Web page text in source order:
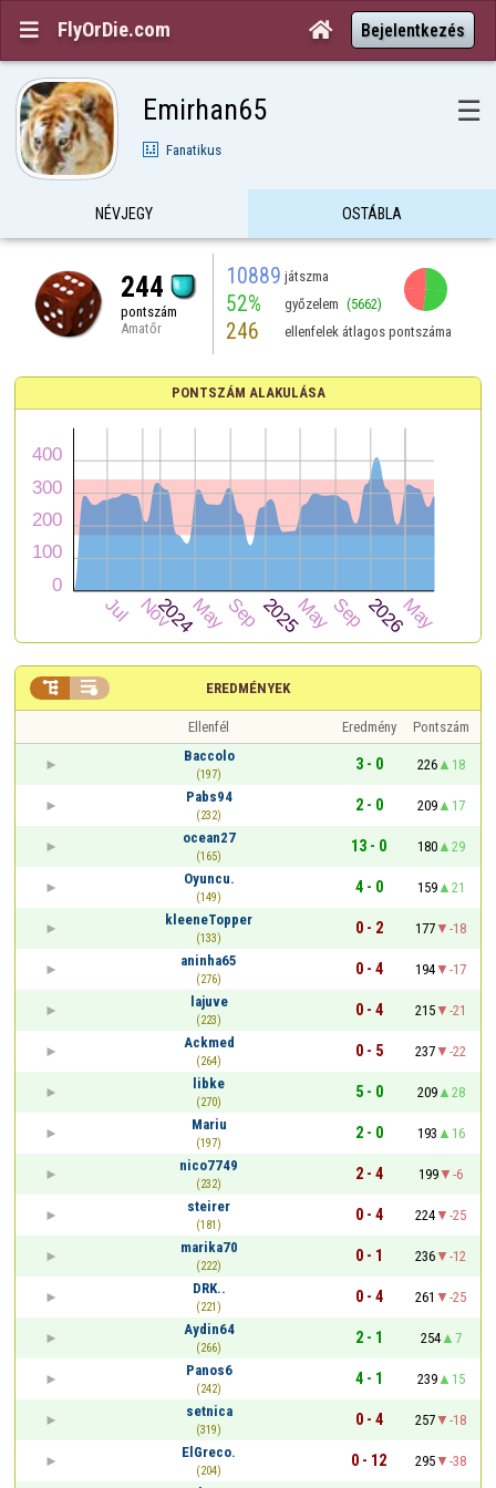
 FlyOrDie.com  Bejelentkezés
Emirhan65 ☰
Fanatikus
NÉVJEGY OSTÁBLA
244
pontszám
Amatőr
10889 játszma
52% győzelem (5662)
246 ellenfelek átlagos pontszáma
PONTSZÁM ALAKULÁSA
EREDMÉNYEK
 
Ellenfél Eredmény
Pontszám
Baccolo
(197)
3 - 0 226
18
Pabs94
(232)
2 - 0 209
17
ocean27
(165)
13 - 0 180
29
Oyuncu.
(149)
4 - 0 159
21
kleeneTopper
(133)
0 - 2 177
-18
aninha65
(276)
0 - 4 194
-17
lajuve
(223)
0 - 4 215
-21
Ackmed
(264)
0 - 5 237
-22
libke
(270)
5 - 0 209
28
Mariu
(197)
2 - 0 193
16
nico7749
(232)
2 - 4 199
-6
steirer
(181)
0 - 4 224
-25
marika70
(222)
0 - 1 236
-12
DRK..
(221)
0 - 4 261
-25
Aydin64
(266)
2 - 1 254
7
Panos6
(242)
4 - 1 239
15
setnica
(319)
0 - 4 257
-18
ElGreco.
(204)
0 - 12 295
-38